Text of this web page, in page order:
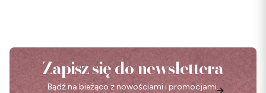
Zapisz się do newslettera
Bądź na bieżąco z nowościami i promocjami.